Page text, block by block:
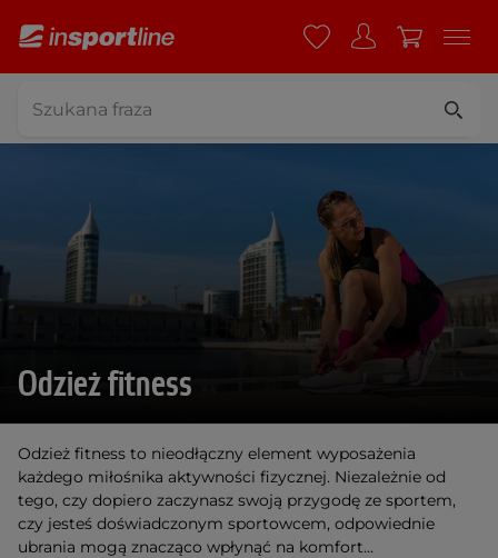
Odzież fitness
Odzież fitness to nieodłączny element wyposażenia
każdego miłośnika aktywności fizycznej. Niezależnie od
tego, czy dopiero zaczynasz swoją przygodę ze sportem,
czy jesteś doświadczonym sportowcem, odpowiednie
ubrania mogą znacząco wpłynąć na komfort...